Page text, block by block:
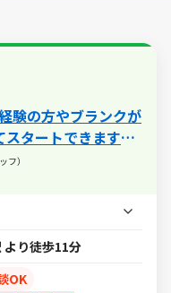
験の方やブランクが
スタートできます！
迎しておりますの
フ）
より徒歩11分
OK